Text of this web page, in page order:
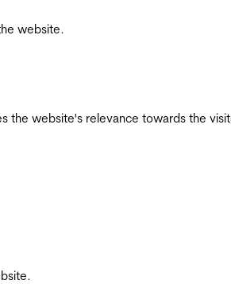
website.
the website's relevance towards the